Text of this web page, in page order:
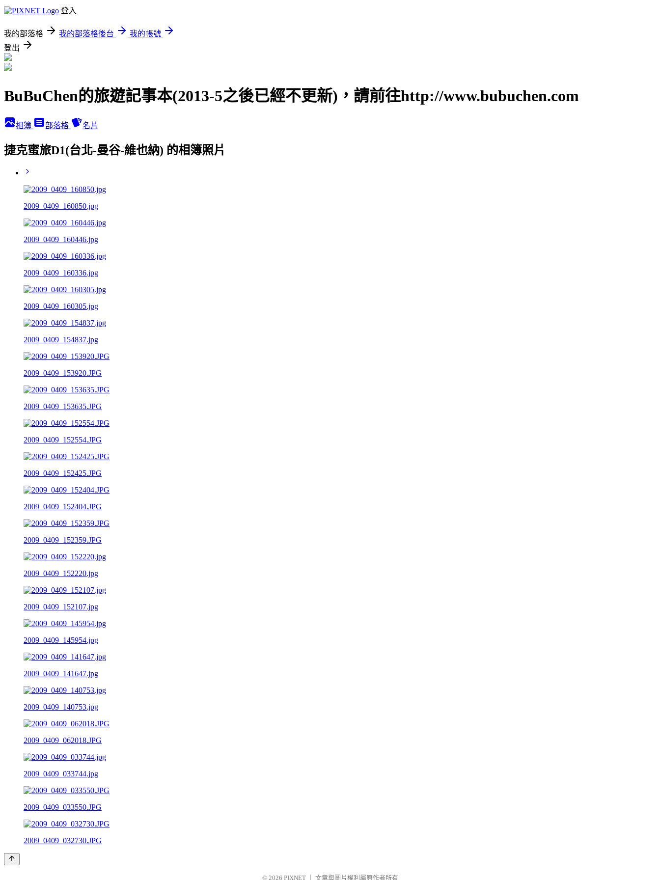
登入
我的部落格 我的部落格後台
我的帳號
登出
BuBuChen的旅遊記事本(2013-5之後已經不更新)，請前往http://www.bubuchen.com
相簿 部落格 名片
捷克蜜旅D1(台北-曼谷-維也納) 的相簿照片
2009_0409_160850.jpg
2009_0409_160446.jpg
2009_0409_160336.jpg
2009_0409_160305.jpg
2009_0409_154837.jpg
2009_0409_153920.JPG
2009_0409_153635.JPG
2009_0409_152554.JPG
2009_0409_152425.JPG
2009_0409_152404.JPG
2009_0409_152359.JPG
2009_0409_152220.jpg
2009_0409_152107.jpg
2009_0409_145954.jpg
2009_0409_141647.jpg
2009_0409_140753.jpg
2009_0409_062018.JPG
2009_0409_033744.jpg
2009_0409_033550.JPG
2009_0409_032730.JPG
© 2026 PIXNET 文章與圖片權利屬原作者所有